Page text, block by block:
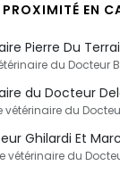
EN
Pierre Du
du Docteur
du Docteur
vétérinaire du
Ghilardi Et
vétérinaire du